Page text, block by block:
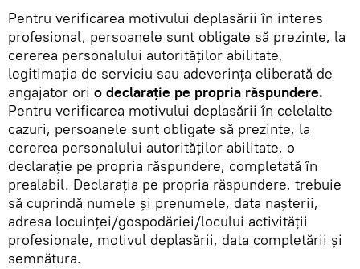
Pentru verificarea motivului deplasării în interes
profesional, persoanele sunt obligate să prezinte, la
cererea personalului autorităților abilitate,
legitimația de serviciu sau adeverința eliberată de
angajator ori o declarație pe propria răspundere.
Pentru verificarea motivului deplasării în celelalte
cazuri, persoanele sunt obligate să prezinte, la
cererea personalului autorităților abilitate, o
declarație pe propria răspundere, completată în
prealabil. Declarația pe propria răspundere, trebuie
să cuprindă numele și prenumele, data nașterii,
adresa locuinței/gospodăriei/locului activității
profesionale, motivul deplasării, data completării și
semnătura.